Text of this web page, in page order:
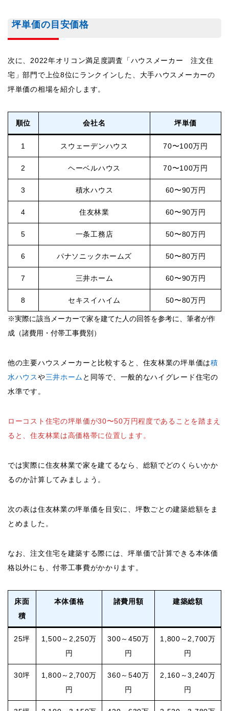
坪単価の目安価格
次に、2022年オリコン満足度調査「ハウスメーカー 注文住
宅」部門で上位8位にランクインした、大手ハウスメーカーの
坪単価の相場を紹介します。
順位 会社名 坪単価
1 スウェーデンハウス 70〜100万円
2 ヘーベルハウス 70〜100万円
3 積水ハウス 60〜90万円
4 住友林業 60〜90万円
5 一条工務店 50〜80万円
6 パナソニックホームズ 50〜80万円
7 三井ホーム 60〜90万円
8 セキスイハイム 50〜80万円
※実際に該当メーカーで家を建てた人の回答を参考に、筆者が作
成（諸費用・付帯工事費別）
他の主要ハウスメーカーと比較すると、住友林業の坪単価は積
水ハウスや三井ホーム と同等で、一般的なハイグレード住宅の
水準です。
ローコスト住宅の坪単価が30〜50万円程度であることを踏まえ
ると、住友林業は高価格帯に位置します。
では実際に住友林業で家を建てるなら、総額でどのくらいかか
るのか計算してみましょう。
次の表は住友林業の坪単価を目安に、坪数ごとの建築総額をま
とめました。
なお、注文住宅を建築する際には、坪単価で計算できる本体価
格以外にも、付帯工事費がかかります。
床面
積
本体価格 諸費用額 建築総額
25坪
1,500～2,250万
円
300～450万
円
1,800～2,700万
円
30坪
1,800～2,700万
円
360～540万
円
2,160～3,240万
円